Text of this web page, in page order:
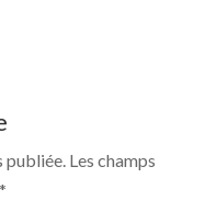
publiée. Les champs
*